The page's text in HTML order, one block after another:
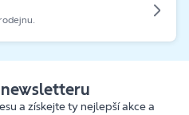
a získejte ty nejlepší akce a